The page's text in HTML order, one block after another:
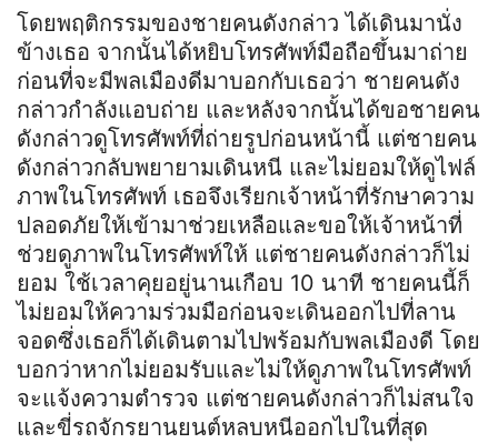
โดยพฤติกรรมของชายคนดังกล่าว ได้เดินมานั่ง
ข้างเธอ จากนั้นได้หยิบโทรศัพท์มือถือขึ้นมาถ่าย
ก่อนที่จะมีพลเมืองดีมาบอกกับเธอว่า ชายคนดัง
กล่าวกำลังแอบถ่าย และหลังจากนั้นได้ขอชายคน
ดังกล่าวดูโทรศัพท์ที่ถ่ายรูปก่อนหน้านี้ แต่ชายคน
ดังกล่าวกลับพยายามเดินหนี และไม่ยอมให้ดูไฟล์
ภาพในโทรศัพท์ เธอจึงเรียกเจ้าหน้าที่รักษาความ
ปลอดภัยให้เข้ามาช่วยเหลือและขอให้เจ้าหน้าที่
ช่วยดูภาพในโทรศัพท์ให้ แต่ชายคนดังกล่าวก็ไม่
ยอม ใช้เวลาคุยอยู่นานเกือบ 10 นาที ชายคนนี้ก็
ไม่ยอมให้ความร่วมมือก่อนจะเดินออกไปที่ลาน
จอดซึ่งเธอก็ได้เดินตามไปพร้อมกับพลเมืองดี โดย
บอกว่าหากไม่ยอมรับและไม่ให้ดูภาพในโทรศัพท์
จะแจ้งความตำรวจ แต่ชายคนดังกล่าวก็ไม่สนใจ
และขี่รถจักรยานยนต์หลบหนีออกไปในที่สุด